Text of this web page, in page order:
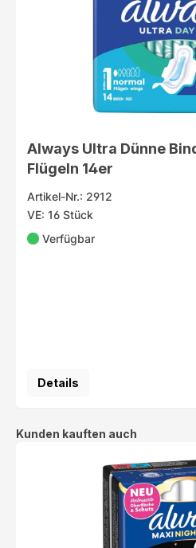
Always Ultra Dünne
Flügeln 14er
Artikel-Nr.: 2912
VE: 16 Stück
Verfügbar
Details
Produktgalerie überspringen
Kunden kauften auch